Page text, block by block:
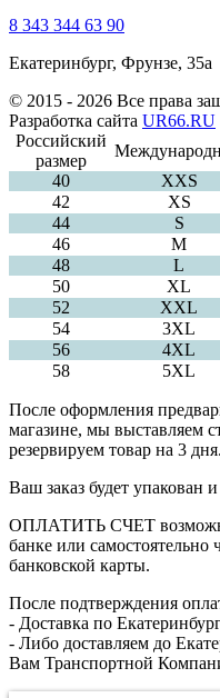
8 343 344 63 90
Екатеринбург, Фрунзе, 35а
© 2015 - 2026 Все права
Разработка сайта UR66.RU
Российский
размер
40
ХXS
42
XS
44
S
46
M
48
L
50
XL
52
XXL
54
3XL
56
4XL
58
5XL
После оформления
магазине, мы выставляем
резервируем товар на 3 дня.
Ваш заказ будет упакован
ОПЛАТИТЬ СЧЕТ
банке или
банковской карты.
После подтверждения
- Доставка по
- Либо доставляем до
Вам Транспортной